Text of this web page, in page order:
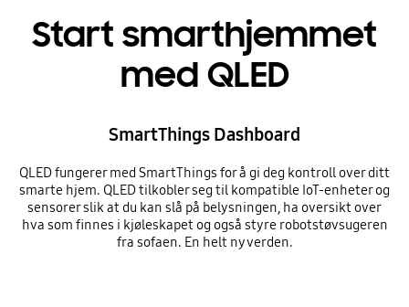
Start smarthjemmet
med QLED
SmartThings Dashboard
QLED fungerer med SmartThings for å gi deg kontroll over ditt
smarte hjem. QLED tilkobler seg til kompatible IoT-enheter og
sensorer slik at du kan slå på belysningen, ha oversikt over
hva som finnes i kjøleskapet og også styre robotstøvsugeren
fra sofaen. En helt ny verden.